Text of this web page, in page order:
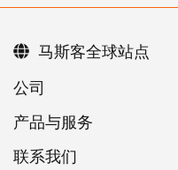
公司
产品与服务
联系我们
马斯客全球站点